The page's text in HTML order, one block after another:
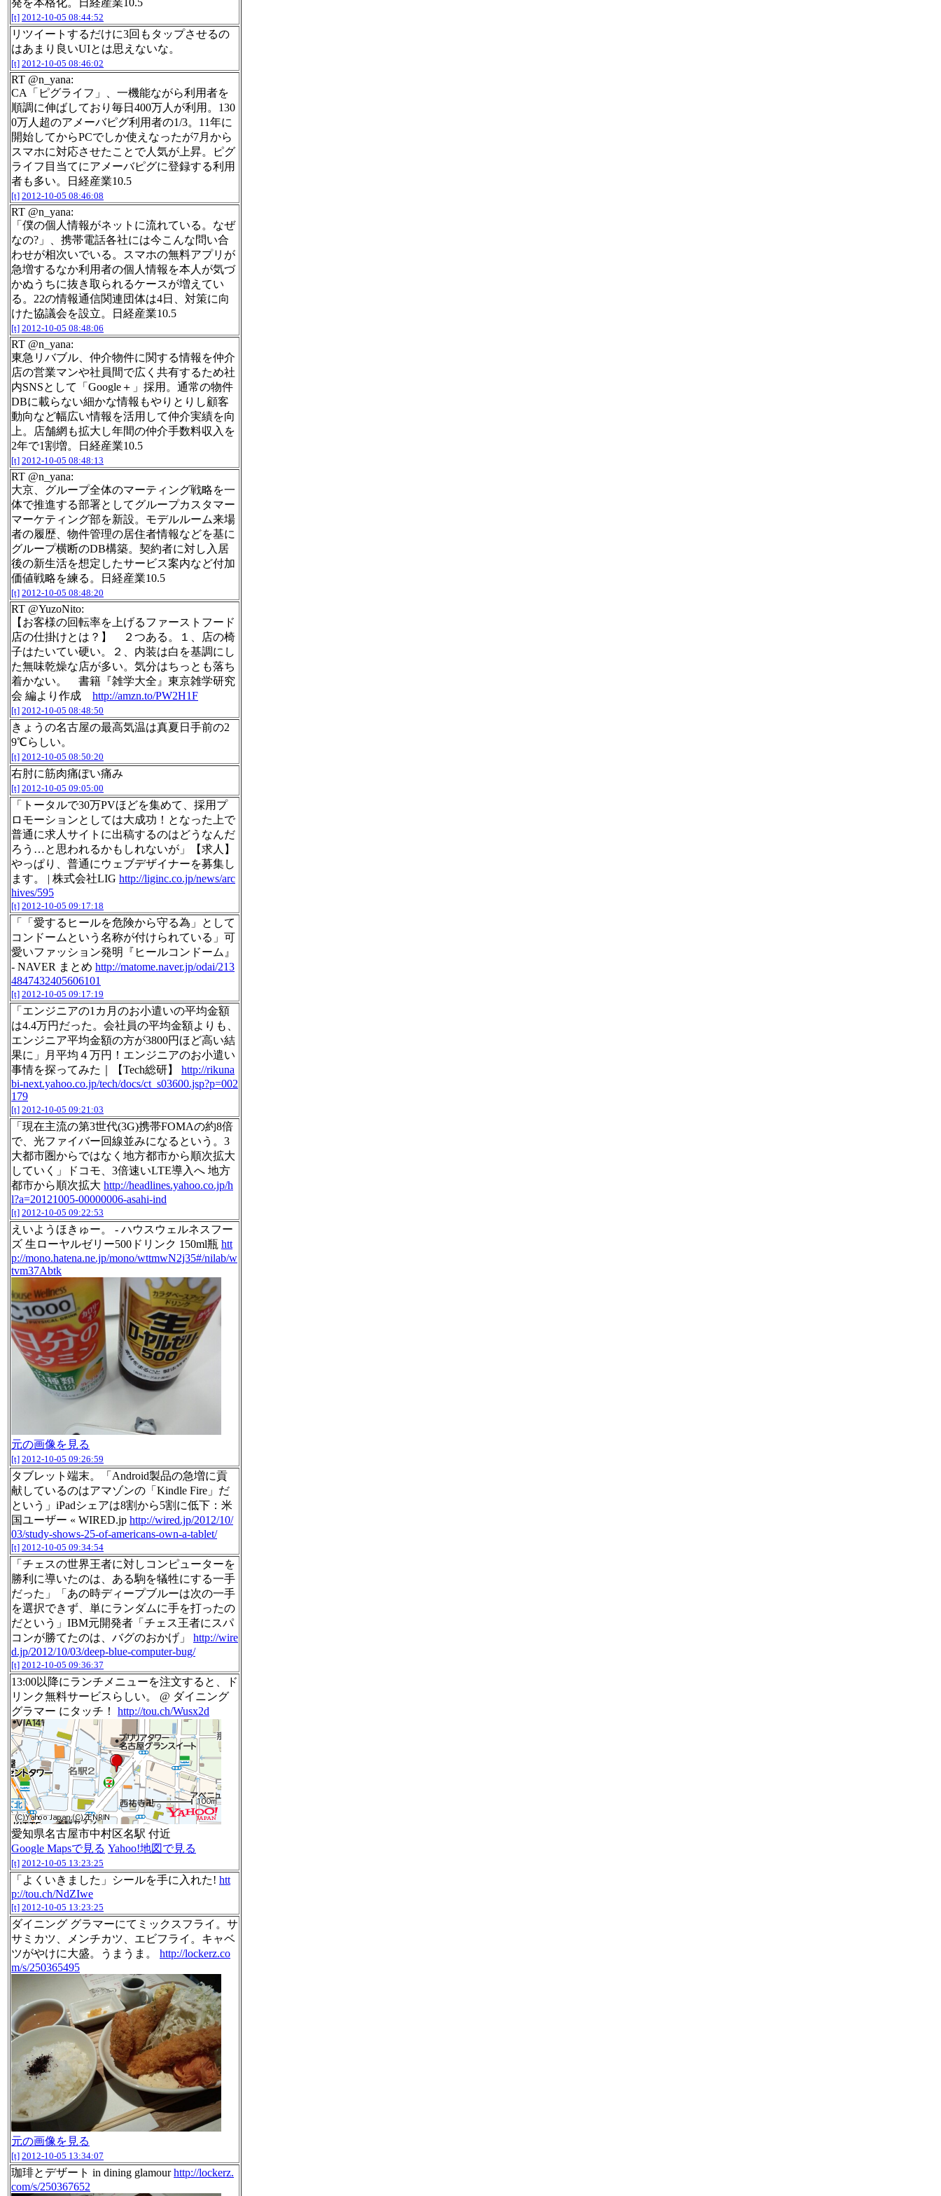
発を本格化。日経産業10.5
[t] 2012-10-05 08:44:52
リツイートするだけに3回もタップさせるの
はあまり良いUIとは思えないな。
[t] 2012-10-05 08:46:02
RT @n_yana:
CA「ピグライフ」、一機能ながら利用者を
順調に伸ばしており毎日400万人が利用。130
0万人超のアメーバピグ利用者の1/3。11年に
開始してからPCでしか使えなったが7月から
スマホに対応させたことで人気が上昇。ピグ
ライフ目当てにアメーバピグに登録する利用
者も多い。日経産業10.5
[t] 2012-10-05 08:46:08
RT @n_yana:
「僕の個人情報がネットに流れている。なぜ
なの?」、携帯電話各社には今こんな問い合
わせが相次いでいる。スマホの無料アプリが
急増するなか利用者の個人情報を本人が気づ
かぬうちに抜き取られるケースが増えてい
る。22の情報通信関連団体は4日、対策に向
けた協議会を設立。日経産業10.5
[t] 2012-10-05 08:48:06
RT @n_yana:
東急リバブル、仲介物件に関する情報を仲介
店の営業マンや社員間で広く共有するため社
内SNSとして「Google＋」採用。通常の物件
DBに載らない細かな情報もやりとりし顧客
動向など幅広い情報を活用して仲介実績を向
上。店舗網も拡大し年間の仲介手数料収入を
2年で1割増。日経産業10.5
[t] 2012-10-05 08:48:13
RT @n_yana:
大京、グループ全体のマーティング戦略を一
体で推進する部署としてグループカスタマー
マーケティング部を新設。モデルルーム来場
者の履歴、物件管理の居住者情報などを基に
グループ横断のDB構築。契約者に対し入居
後の新生活を想定したサービス案内など付加
価値戦略を練る。日経産業10.5
[t] 2012-10-05 08:48:20
RT @YuzoNito:
【お客様の回転率を上げるファーストフード
店の仕掛けとは？】 ２つある。１、店の椅
子はたいてい硬い。２、内装は白を基調にし
た無味乾燥な店が多い。気分はちっとも落ち
着かない。 書籍『雑学大全』東京雑学研究
会 編より作成 http://amzn.to/PW2H1F
[t] 2012-10-05 08:48:50
きょうの名古屋の最高気温は真夏日手前の2
9℃らしい。
[t] 2012-10-05 08:50:20
右肘に筋肉痛ぽい痛み
[t] 2012-10-05 09:05:00
「トータルで30万PVほどを集めて、採用プ
ロモーションとしては大成功！となった上で
普通に求人サイトに出稿するのはどうなんだ
ろう…と思われるかもしれないが」【求人】
やっぱり、普通にウェブデザイナーを募集し
ます。 | 株式会社LIG http://liginc.co.jp/news/arc
hives/595
[t] 2012-10-05 09:17:18
「「愛するヒールを危険から守る為」として
コンドームという名称が付けられている」可
愛いファッション発明『ヒールコンドーム』
- NAVER まとめ http://matome.naver.jp/odai/213
4847432405606101
[t] 2012-10-05 09:17:19
「エンジニアの1カ月のお小遣いの平均金額
は4.4万円だった。会社員の平均金額よりも、
エンジニア平均金額の方が3800円ほど高い結
果に」月平均４万円！エンジニアのお小遣い
事情を探ってみた｜【Tech総研】 http://rikuna
bi-next.yahoo.co.jp/tech/docs/ct_s03600.jsp?p=002
179
[t] 2012-10-05 09:21:03
「現在主流の第3世代(3G)携帯FOMAの約8倍
で、光ファイバー回線並みになるという。3
大都市圏からではなく地方都市から順次拡大
していく」ドコモ、3倍速いLTE導入へ 地方
都市から順次拡大 http://headlines.yahoo.co.jp/h
l?a=20121005-00000006-asahi-ind
[t] 2012-10-05 09:22:53
えいようほきゅー。 - ハウスウェルネスフー
ズ 生ローヤルゼリー500ドリンク 150ml瓶 htt
p://mono.hatena.ne.jp/mono/wttmwN2j35#/nilab/w
tvm37Abtk
元の画像を見る
[t] 2012-10-05 09:26:59
タブレット端末。「Android製品の急増に貢
献しているのはアマゾンの「Kindle Fire」だ
という」iPadシェアは8割から5割に低下：米
国ユーザー « WIRED.jp http://wired.jp/2012/10/
03/study-shows-25-of-americans-own-a-tablet/
[t] 2012-10-05 09:34:54
「チェスの世界王者に対しコンピューターを
勝利に導いたのは、ある駒を犠牲にする一手
だった」「あの時ディープブルーは次の一手
を選択できず、単にランダムに手を打ったの
だという」IBM元開発者「チェス王者にスパ
コンが勝てたのは、バグのおかげ」 http://wire
d.jp/2012/10/03/deep-blue-computer-bug/
[t] 2012-10-05 09:36:37
13:00以降にランチメニューを注文すると、ド
リンク無料サービスらしい。 @ ダイニング
グラマー にタッチ！ http://tou.ch/Wusx2d
愛知県名古屋市中村区名駅 付近
Google Mapsで見る Yahoo!地図で見る
[t] 2012-10-05 13:23:25
「よくいきました」シールを手に入れた! htt
p://tou.ch/NdZIwe
[t] 2012-10-05 13:23:25
ダイニング グラマーにてミックスフライ。サ
サミカツ、メンチカツ、エビフライ。キャベ
ツがやけに大盛。うまうま。 http://lockerz.co
m/s/250365495
元の画像を見る
[t] 2012-10-05 13:34:07
珈琲とデザート in dining glamourhttp://lockerz.
com/s/250367652